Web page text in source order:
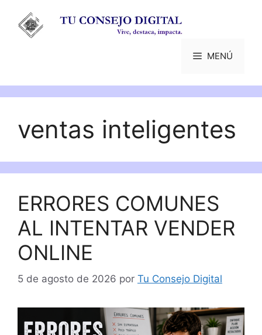
contenido
MENÚ
ventas inteligentes
ERRORES COMUNES
AL INTENTAR VENDER
ONLINE
5 de agosto de 2026 por Tu Consejo Digital